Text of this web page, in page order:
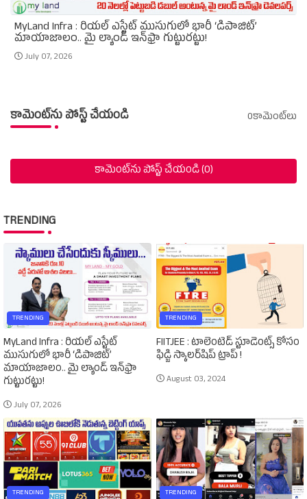
MyLand Infra : రియల్ ఎస్టేట్ ముసుగులో భారీ ‘డిపాజిట్’
మాయాజాలం.. మై ల్యాండ్ ఇన్‌ఫ్రా గుట్టురట్టు!
July 07, 2026
కామెంట్‌ను పోస్ట్ చేయండి 0కామెంట్‌లు
కామెంట్‌ను పోస్ట్ చేయండి (0)
TRENDING
TRENDING
MyLand Infra : రియల్ ఎస్టేట్
ముసుగులో భారీ ‘డిపాజిట్’
మాయాజాలం.. మై ల్యాండ్ ఇన్‌ఫ్రా
గుట్టురట్టు!
July 07, 2026
TRENDING
FIITJEE : టాలెంటెడ్‌ స్టూడెంట్స్‌ కోసం
ఫిడ్జి స్కాలర్‌షిప్‌ ట్రాప్‌ !
August 03, 2024
TRENDING TRENDING